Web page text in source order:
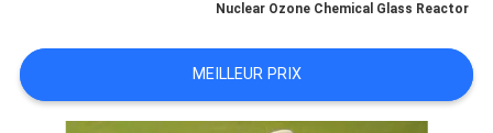
CONTACTEZ-
NOUS
Nuclear Ozone Chemical Glass Reactor
MEILLEUR PRIX